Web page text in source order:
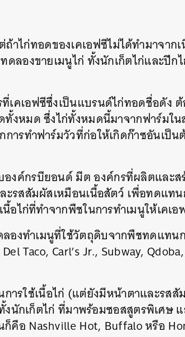
ถ้าไก่ทอดของเคเอฟซีไม่ได้ทำมาจาก
ดลองขายเมนูไก่ ทั้งนักเก็ตไก่และปีก
เคเอฟซีซึ่งเป็นแบรนด์ไก่ทอดชื่อดัง
ทั้งหมดซึ่งไก่ทั้งหมดนี้มาจากฟาร์มใน
ารทำฟาร์มวัวที่ก่อให้เกิดก๊าซอันเป็
องค์กรบียอนด์มีตองค์กรที่ผลิตและส
รสสัมผัสเหมือนเนื้อสัตว์ เพื่อทดแทน
อไก่ที่ทำจากพืชในการทำเมนูให้เคเ
องทำเมนูที่ใช้วัตถุดิบจากพืชทดแทน
Del Taco, Carl’s Jr., Subway,
ารใช้เนื้อไก่ (แต่ยังมีหน้าตาและรสสั
นักเก็ตไก่ ที่มาพร้อมซอสสูตรพิเศษ
ก็คือ Nashville Hot, Buffaloหรือ